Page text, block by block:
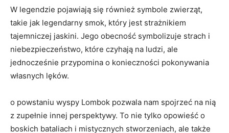
W legendzie pojawiają ‍się ⁢również ⁤symbole zwierząt,
takie ⁢jak‍ legendarny smok,⁢ który jest strażnikiem
tajemniczej jaskini. ​Jego obecność symbolizuje strach i
niebezpieczeństwo, które czyhają ‌na ⁢ludzi, ale
jednocześnie przypomina o ​konieczności pokonywania
własnych ⁤lęków.
o​ powstaniu wyspy Lombok pozwala nam spojrzeć na ‍nią⁢
z ⁣zupełnie innej perspektywy. ​To ​nie tylko opowieść ‍o
boskich bataliach i mistycznych stworzeniach, ale⁢ także